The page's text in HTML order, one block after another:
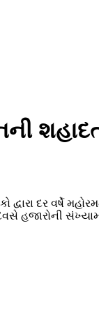
દર વર્ષે
હજારોની